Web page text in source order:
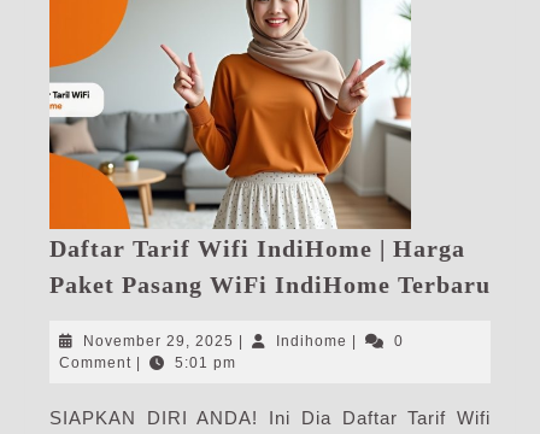
Daftar Tarif Wifi IndiHome | Harga
Paket Pasang WiFi IndiHome Terbaru
November 29, 2025 November
29,
Indihome Indihome
0
Comment
5:01 pm
SIAPKAN DIRI ANDA! Ini Dia Daftar Tarif Wifi